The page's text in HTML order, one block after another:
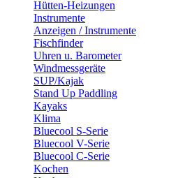
Hütten-Heizungen
Instrumente
Anzeigen / Instrumente
Fischfinder
Uhren u. Barometer
Windmessgeräte
SUP/Kajak
Stand Up Paddling
Kayaks
Klima
Bluecool S-Serie
Bluecool V-Serie
Bluecool C-Serie
Kochen